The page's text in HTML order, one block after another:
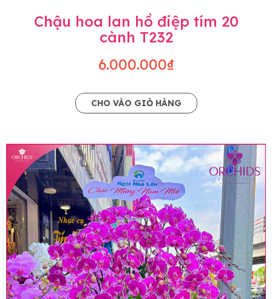
Chậu hoa lan hồ điệp tím 20
cành T232
6.000.000₫
CHO VÀO GIỎ HÀNG